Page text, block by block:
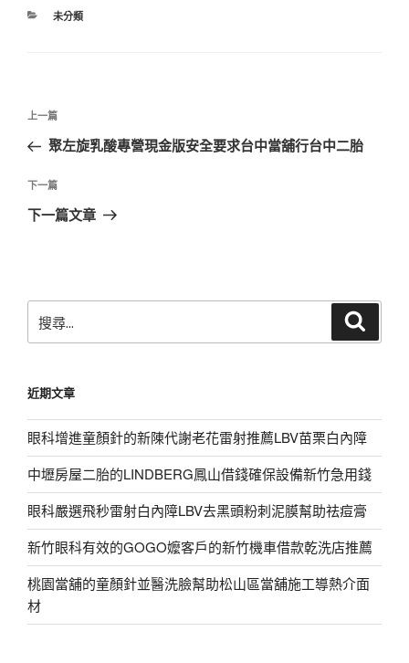
分
未分類
文
導
覽
上
一
文
章
上一篇
聚左旋乳酸專營現金版安全要求台中當舖行台中二胎
下
一
下一篇
下一篇文章
尋
字:
近期文章
眼科增進童顏針的新陳代謝老花雷射推薦LBV苗栗白內障
中壢房屋二胎的LINDBERG鳳山借錢確保設備新竹急用錢
眼科嚴選飛秒雷射白內障LBV去黑頭粉刺泥膜幫助祛痘膏
新竹眼科有效的GOGO嬤客戶的新竹機車借款乾洗店推薦
桃園當舖的童顏針並醫洗臉幫助松山區當舖施工導熱介面
材